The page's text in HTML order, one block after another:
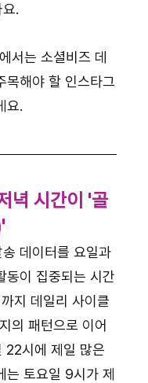
.
서는 소셜비즈 데
목해야 할 인스타그
요.
녁 시간이 '골
데이터를 요일과
동이 집중되는 시간
지 데일리 사이클
의 패턴으로 이어
22시에 제일 많은
는 토요일 9시가 제